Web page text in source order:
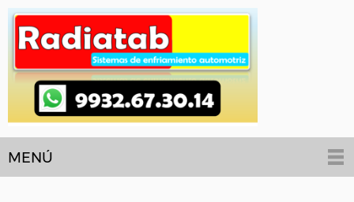
MENÚ